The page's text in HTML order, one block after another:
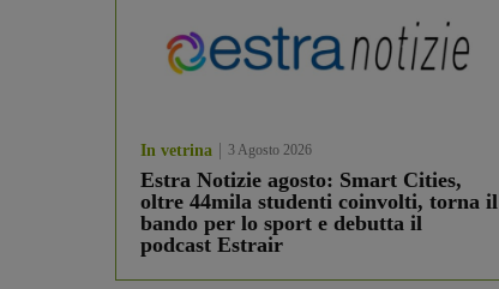
In vetrina 3 Agosto 2026
Estra Notizie agosto: Smart Cities,
oltre 44mila studenti coinvolti, torna il
bando per lo sport e debutta il
podcast Estrair